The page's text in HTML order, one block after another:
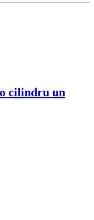
cilindru un